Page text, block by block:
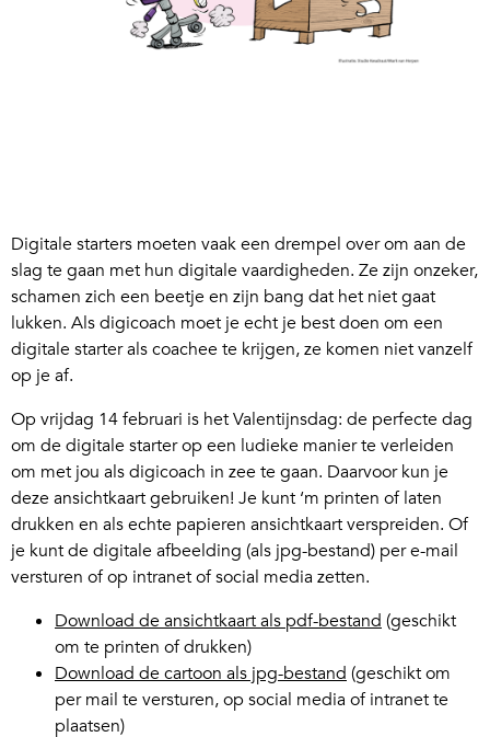
Digitale starters moeten vaak een drempel over om aan de
slag te gaan met hun digitale vaardigheden. Ze zijn onzeker,
schamen zich een beetje en zijn bang dat het niet gaat
lukken. Als digicoach moet je echt je best doen om een
digitale starter als coachee te krijgen, ze komen niet vanzelf
op je af.
Op vrijdag 14 februari is het Valentijnsdag: de perfecte dag
om de digitale starter op een ludieke manier te verleiden
om met jou als digicoach in zee te gaan. Daarvoor kun je
deze ansichtkaart gebruiken! Je kunt ‘m printen of laten
drukken en als echte papieren ansichtkaart verspreiden. Of
je kunt de digitale afbeelding (als jpg-bestand) per e-mail
versturen of op intranet of social media zetten.
Download de ansichtkaart als pdf-bestand (geschikt
om te printen of drukken)
Download de cartoon als jpg-bestand (geschikt om
per mail te versturen, op social media of intranet te
plaatsen)